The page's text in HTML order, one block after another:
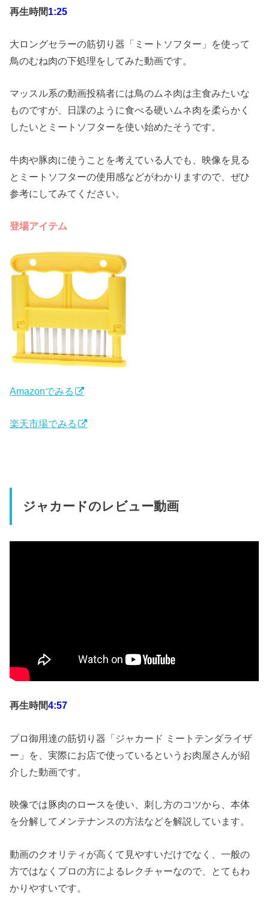
再生時間1:25
大ロングセラーの筋切り器「ミートソフター」を使って
鳥のむね肉の下処理をしてみた動画です。
マッスル系の動画投稿者には鳥のムネ肉は主食みたいな
ものですが、日課のように食べる硬いムネ肉を柔らかく
したいとミートソフターを使い始めたそうです。
牛肉や豚肉に使うことを考えている人でも、映像を見る
とミートソフターの使用感などがわかりますので、ぜひ
参考にしてみてください。
登場アイテム
Amazonでみる
楽天市場でみる
ジャカードのレビュー動画
再生時間4:57
プロ御用達の筋切り器「ジャカード ミートテンダライザ
ー」を、実際にお店で使っているというお肉屋さんが紹
介した動画です。
映像では豚肉のロースを使い、刺し方のコツから、本体
を分解してメンテナンスの方法などを解説しています。
動画のクオリティが高くて見やすいだけでなく、一般の
方ではなくプロの方によるレクチャーなので、とてもわ
かりやすいです。